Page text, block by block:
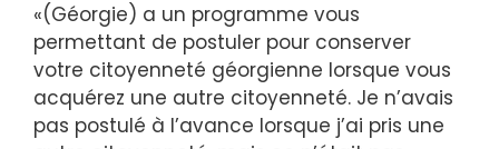
«(Géorgie) a un programme vous
permettant de postuler pour conserver
votre citoyenneté géorgienne lorsque vous
acquérez une autre citoyenneté. Je n’avais
pas postulé à l’avance lorsque j’ai pris une